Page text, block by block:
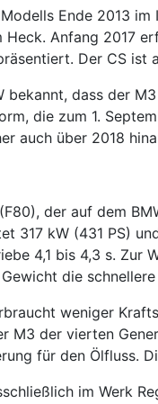
Ende 2013
Heck. Anfang 2017
Der CS ist
bekannt, dass der
die zum 1.
auch über 2018
der auf dem
317 kW (431 PS)
4,1 bis 4,3 s. Zur
die schnellere
weniger
M3 der vierten
für den Ölfluss.
im Werk